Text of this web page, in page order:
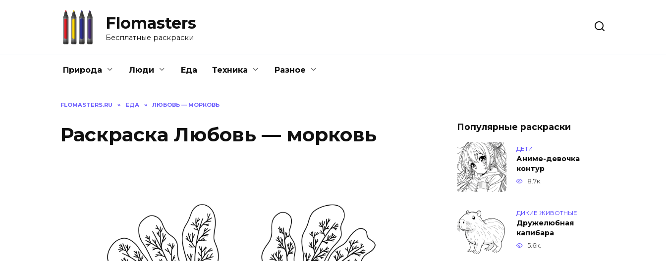
Flomasters
Бесплатные раскраски
Природа Люди Еда Техника Разное
FLOMASTERS.RU » ЕДА » ЛЮБОВЬ — МОРКОВЬ
Раскраска Любовь — морковь Популярные раскраски
ДЕТИ
Аниме-девочка
контур
8.7к.
ДИКИЕ ЖИВОТНЫЕ
Дружелюбная
капибара
5.6к.